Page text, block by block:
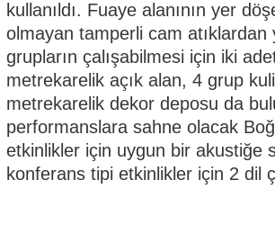
kullanıldı. Fuaye alanının yer
olmayan tamperli cam atıklardan
grupların çalışabilmesi için iki
metrekarelik açık alan, 4 grup
metrekarelik dekor deposu da
performanslara sahne olacak
etkinlikler için uygun bir akustiğe
konferans tipi etkinlikler için 2 dil